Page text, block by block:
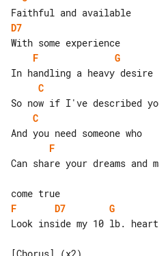
D7
F
G
C
C
F
F
D7 G
Look inside my 10 lb. heart